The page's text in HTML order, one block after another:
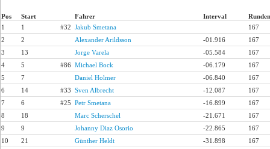
Pos Start Fahrer Interval
Runden
1
1 #32 Jakub Smetana
167
2
2 Alexander Arildsson -01.916
167
3
13 Jorge Varela -05.584
167
4
5 #86 Michael Bock -06.179
167
5
7 Daniel Holmer -06.840
167
6
14 #33 Sven Albrecht -12.087
167
7
6 #25 Petr Smetana -16.899
167
8
18 Marc Scherschel -21.671
167
9
9 Johanny Diaz Osorio -22.865
167
10
21 Günther Heldt -31.898
167